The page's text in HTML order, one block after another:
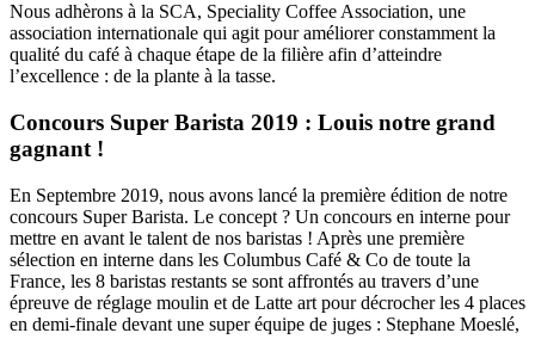
Nous adhèrons à la SCA, Speciality Coffee Association, une
association internationale qui agit pour améliorer constamment la
qualité du café à chaque étape de la filière afin d’atteindre
l’excellence : de la plante à la tasse.
Concours Super Barista 2019 : Louis notre grand
gagnant !
En Septembre 2019, nous avons lancé la première édition de notre
concours Super Barista. Le concept ? Un concours en interne pour
mettre en avant le talent de nos baristas ! Après une première
sélection en interne dans les Columbus Café & Co de toute la
France, les 8 baristas restants se sont affrontés au travers d’une
épreuve de réglage moulin et de Latte art pour décrocher les 4 places
en demi-finale devant une super équipe de juges : Stephane Moeslé,